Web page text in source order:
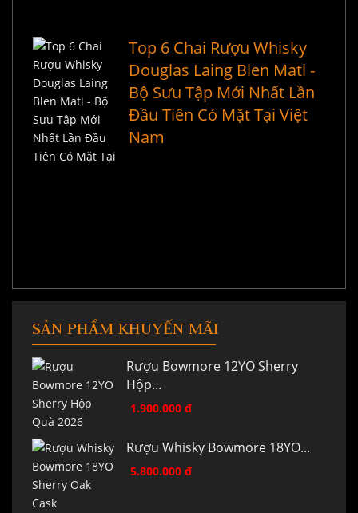
Top 6 Chai Rượu Whisky
Douglas Laing Blen Matl -
Bộ Sưu Tập Mới Nhất Lần
Đầu Tiên Có Mặt Tại Việt
Nam
SẢN PHẨM KHUYẾN MÃI
Rượu Bowmore 12YO Sherry
Hộp...
1.900.000 đ
Rượu Whisky Bowmore 18YO...
5.800.000 đ